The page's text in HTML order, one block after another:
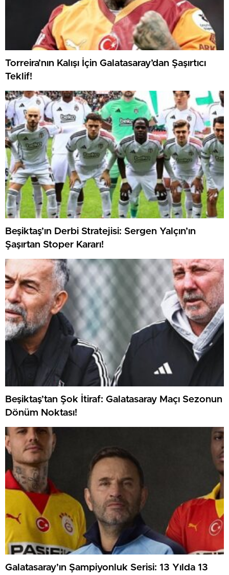
Torreira’nın Kalışı İçin Galatasaray’dan Şaşırtıcı
Teklif!
Beşiktaş’ın Derbi Stratejisi: Sergen Yalçın’ın
Şaşırtan Stoper Kararı!
Beşiktaş’tan Şok İtiraf: Galatasaray Maçı Sezonun
Dönüm Noktası!
Galatasaray’ın Şampiyonluk Serisi: 13 Yılda 13